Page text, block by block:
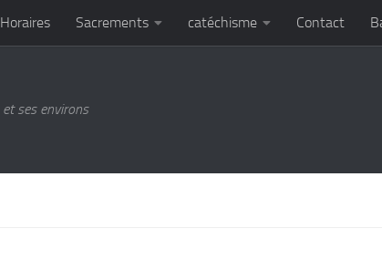
Horaires Sacrements catéchisme Contact
et ses environs